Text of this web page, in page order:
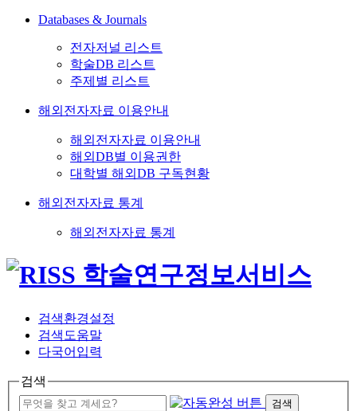
Databases & Journals
전자저널 리스트
학술DB 리스트
주제별 리스트
해외전자자료 이용안내
해외전자자료 이용안내
해외DB별 이용권한
대학별 해외DB 구독현황
해외전자자료 통계
해외전자자료 통계
검색환경설정
검색도움말
다국어입력
검색
검색